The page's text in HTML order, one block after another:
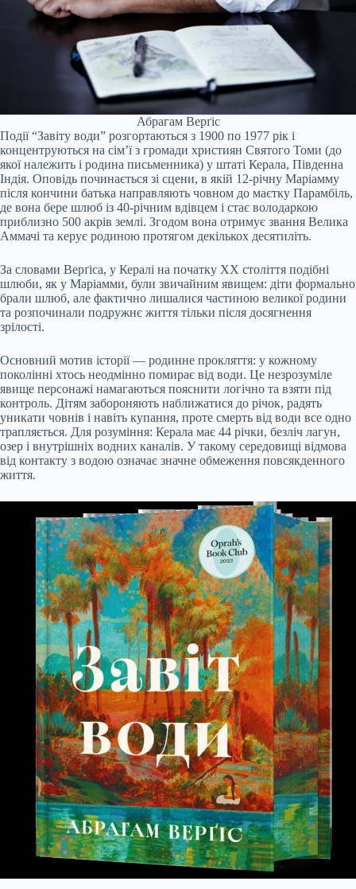
Абрагам Верґіс
Події “Завіту води” розгортаються з 1900 по 1977 рік і
концентруються на сім’ї з громади християн Святого Томи (до
якої належить і родина письменника) у штаті Керала, Південна
Індія. Оповідь починається зі сцени, в якій 12-річну Маріамму
після кончини батька направляють човном до маєтку Парамбіль,
де вона бере шлюб із 40-річним вдівцем і стає володаркою
приблизно 500 акрів землі. Згодом вона отримує звання Велика
Аммачі та керує родиною протягом декількох десятиліть.
За словами Верґіса, у Кералі на початку ХХ століття подібні
шлюби, як у Маріамми, були звичайним явищем: діти формально
брали шлюб, але фактично лишалися частиною великої родини
та розпочинали подружнє життя тільки після досягнення
зрілості.
Основний мотив історії — родинне прокляття: у кожному
поколінні хтось неодмінно помирає від води. Це незрозуміле
явище персонажі намагаються пояснити логічно та взяти під
контроль. Дітям забороняють наближатися до річок, радять
уникати човнів і навіть купання, проте смерть від води все одно
трапляється. Для розуміння: Керала має 44 річки, безліч лагун,
озер і внутрішніх водних каналів. У такому середовищі відмова
від контакту з водою означає значне обмеження повсякденного
життя.